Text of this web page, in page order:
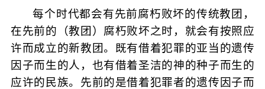
每个时代都会有先前腐朽败坏的传统教团，
在先前的（教团）腐朽败坏之时，就会有按照应
许而成立的新教团。既有借着犯罪的亚当的遗传
因子而生的人，也有借着圣洁的神的种子而生的
应许的民族。先前的是借着犯罪者的遗传因子而